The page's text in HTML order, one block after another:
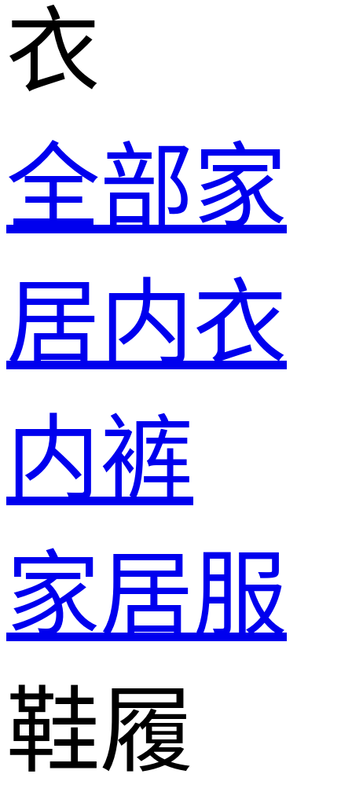
衣
全部家
居内衣
内裤
家居服
鞋履